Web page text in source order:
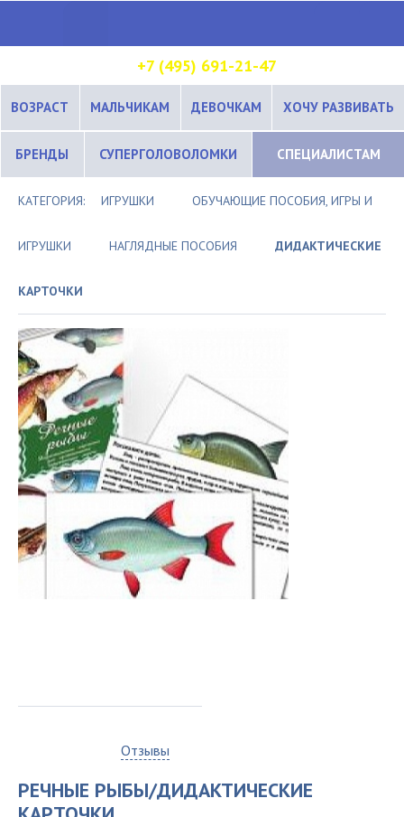
+7 (495) 691-21-47
ВОЗРАСТ МАЛЬЧИКАМ ДЕВОЧКАМ ХОЧУ РАЗВИВАТЬ
БРЕНДЫ СУПЕРГОЛОВОЛОМКИ СПЕЦИАЛИСТАМ
КАТЕГОРИЯ: ИГРУШКИ ОБУЧАЮЩИЕ ПОСОБИЯ, ИГРЫ И
ИГРУШКИ НАГЛЯДНЫЕ ПОСОБИЯ ДИДАКТИЧЕСКИЕ
КАРТОЧКИ
Отзывы
РЕЧНЫЕ РЫБЫ/ДИДАКТИЧЕСКИЕ